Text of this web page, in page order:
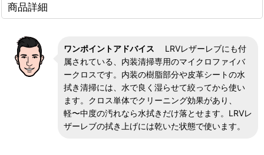
商品詳細
ワンポイントアドバイス
LRVレザーレブにも付
属されている、内装清掃専用のマイクロファイバ
ークロスです。内装の樹脂部分や皮革シートの水
拭き清掃には、水で良く湿らせて絞ってから使い
ます。クロス単体でクリーニング効果があり、
軽〜中度の汚れなら水拭きだけ落とせます。LRVレ
ザーレブの拭き上げには乾いた状態で使います。